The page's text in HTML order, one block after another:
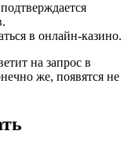
в онлайн-казино.
на запрос в
же, появятся не